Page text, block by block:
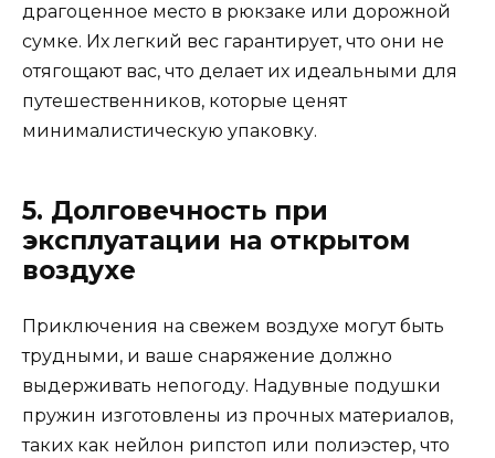
драгоценное место в рюкзаке или дорожной
сумке. Их легкий вес гарантирует, что они не
отягощают вас, что делает их идеальными для
путешественников, которые ценят
минималистическую упаковку.
5. Долговечность при
эксплуатации на открытом
воздухе
Приключения на свежем воздухе могут быть
трудными, и ваше снаряжение должно
выдерживать непогоду. Надувные подушки
пружин изготовлены из прочных материалов,
таких как нейлон рипстоп или полиэстер, что